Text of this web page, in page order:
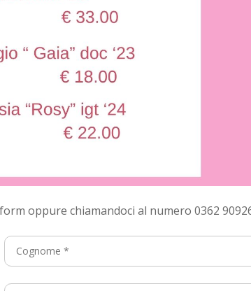
oppure chiamandoci al numero 0362